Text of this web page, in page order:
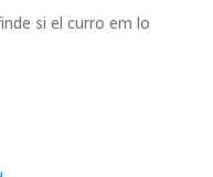
si el curro em lo